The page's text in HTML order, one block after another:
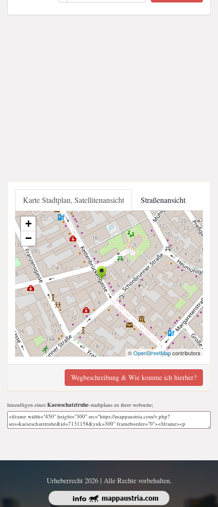
Karte Stadtplan, Satellitenansicht Straßenansicht
+
−
©OpenStreetMapcontributors
Wegbeschreibung & Wie komme ich hierher?
hinzufügen eines Kaeseschatztruhe-stadtplans zu ihrer webseite;
Urheberrecht 2026 | Alle Rechte vorbehalten.